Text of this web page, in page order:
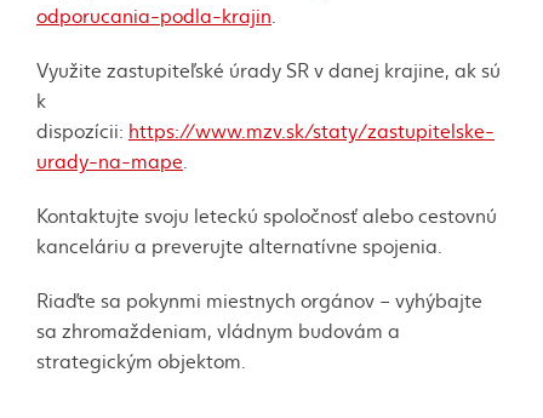
odporucania-podla-krajin
Využite zastupiteľské úrady SR v danej krajine, ak sú
k
dispozícii: https://www.mzv.sk/staty/zastupitelske-
urady-na-mape
Kontaktujte svoju leteckú spoločnosť alebo cestovnú
kanceláriu a preverujte alternatívne spojenia.
Riaďte sa pokynmi miestnych orgánov – vyhýbajte
sa zhromaždeniam, vládnym budovám a
strategickým objektom.